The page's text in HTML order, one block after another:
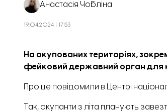
Анастасія Чобліна
19.04.2024 | 17:53
На окупованих територіях,
фейковий державний орган для
Про це повідомили в Центрі
Так, окупанти з літа планують